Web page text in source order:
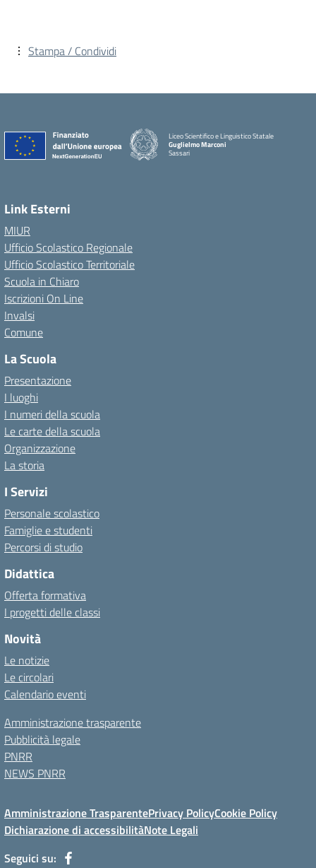
Stampa / Condividi
Liceo Scientifico e Linguistico Statale
Guglielmo Marconi
Sassari
Link Esterni
MIUR
Ufficio Scolastico Regionale
Ufficio Scolastico Territoriale
Scuola in Chiaro
Iscrizioni On Line
Invalsi
Comune
La Scuola
Presentazione
I luoghi
I numeri della scuola
Le carte della scuola
Organizzazione
La storia
I Servizi
Personale scolastico
Famiglie e studenti
Percorsi di studio
Didattica
Offerta formativa
I progetti delle classi
Novità
Le notizie
Le circolari
Calendario eventi
Amministrazione trasparente
Pubblicità legale
PNRR
NEWS PNRR
Amministrazione TrasparentePrivacy PolicyCookie Policy
Dichiarazione di accessibilitàNote Legali
Seguici su: